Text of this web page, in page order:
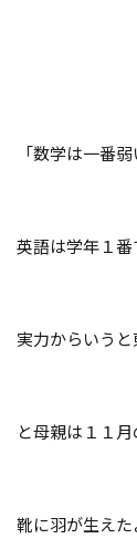
「数学は一番
英語は学年１
実力からいうと
と母親は１１月
靴に羽が生えた